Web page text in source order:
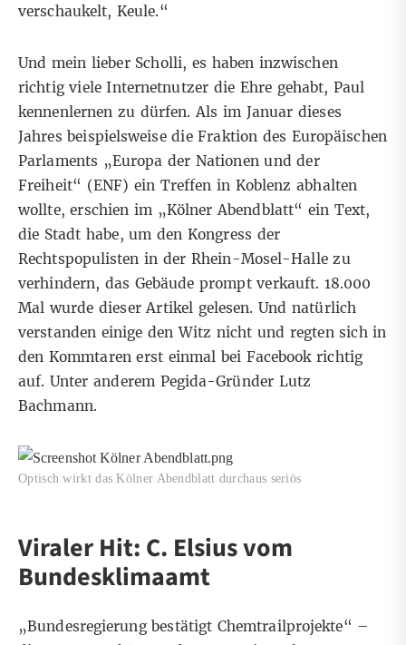
verschaukelt, Keule.“
Und mein lieber Scholli, es haben inzwischen
richtig viele Internetnutzer die Ehre gehabt, Paul
kennenlernen zu dürfen. Als im Januar dieses
Jahres beispielsweise die Fraktion des Europäischen
Parlaments „Europa der Nationen und der
Freiheit“ (ENF) ein Treffen in Koblenz abhalten
wollte, erschien im „Kölner Abendblatt“ ein Text,
die Stadt habe, um den Kongress der
Rechtspopulisten in der Rhein-Mosel-Halle zu
verhindern, das Gebäude prompt verkauft. 18.000
Mal wurde dieser Artikel gelesen. Und natürlich
verstanden einige den Witz nicht und regten sich in
den Kommtaren erst einmal bei Facebook richtig
auf. Unter anderem Pegida-Gründer Lutz
Bachmann.
Optisch wirkt das Kölner Abendblatt durchaus seriös
Viraler Hit: C. Elsius vom
Bundesklimaamt
„Bundesregierung bestätigt Chemtrailprojekte“ –